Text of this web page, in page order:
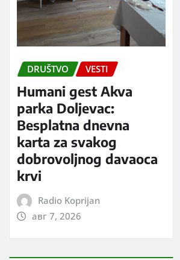
DRUŠTVO VESTI
Humani gest Akva
parka Doljevac:
Besplatna dnevna
karta za svakog
dobrovoljnog davaoca
krvi
Radio Koprijan
авг 7, 2026